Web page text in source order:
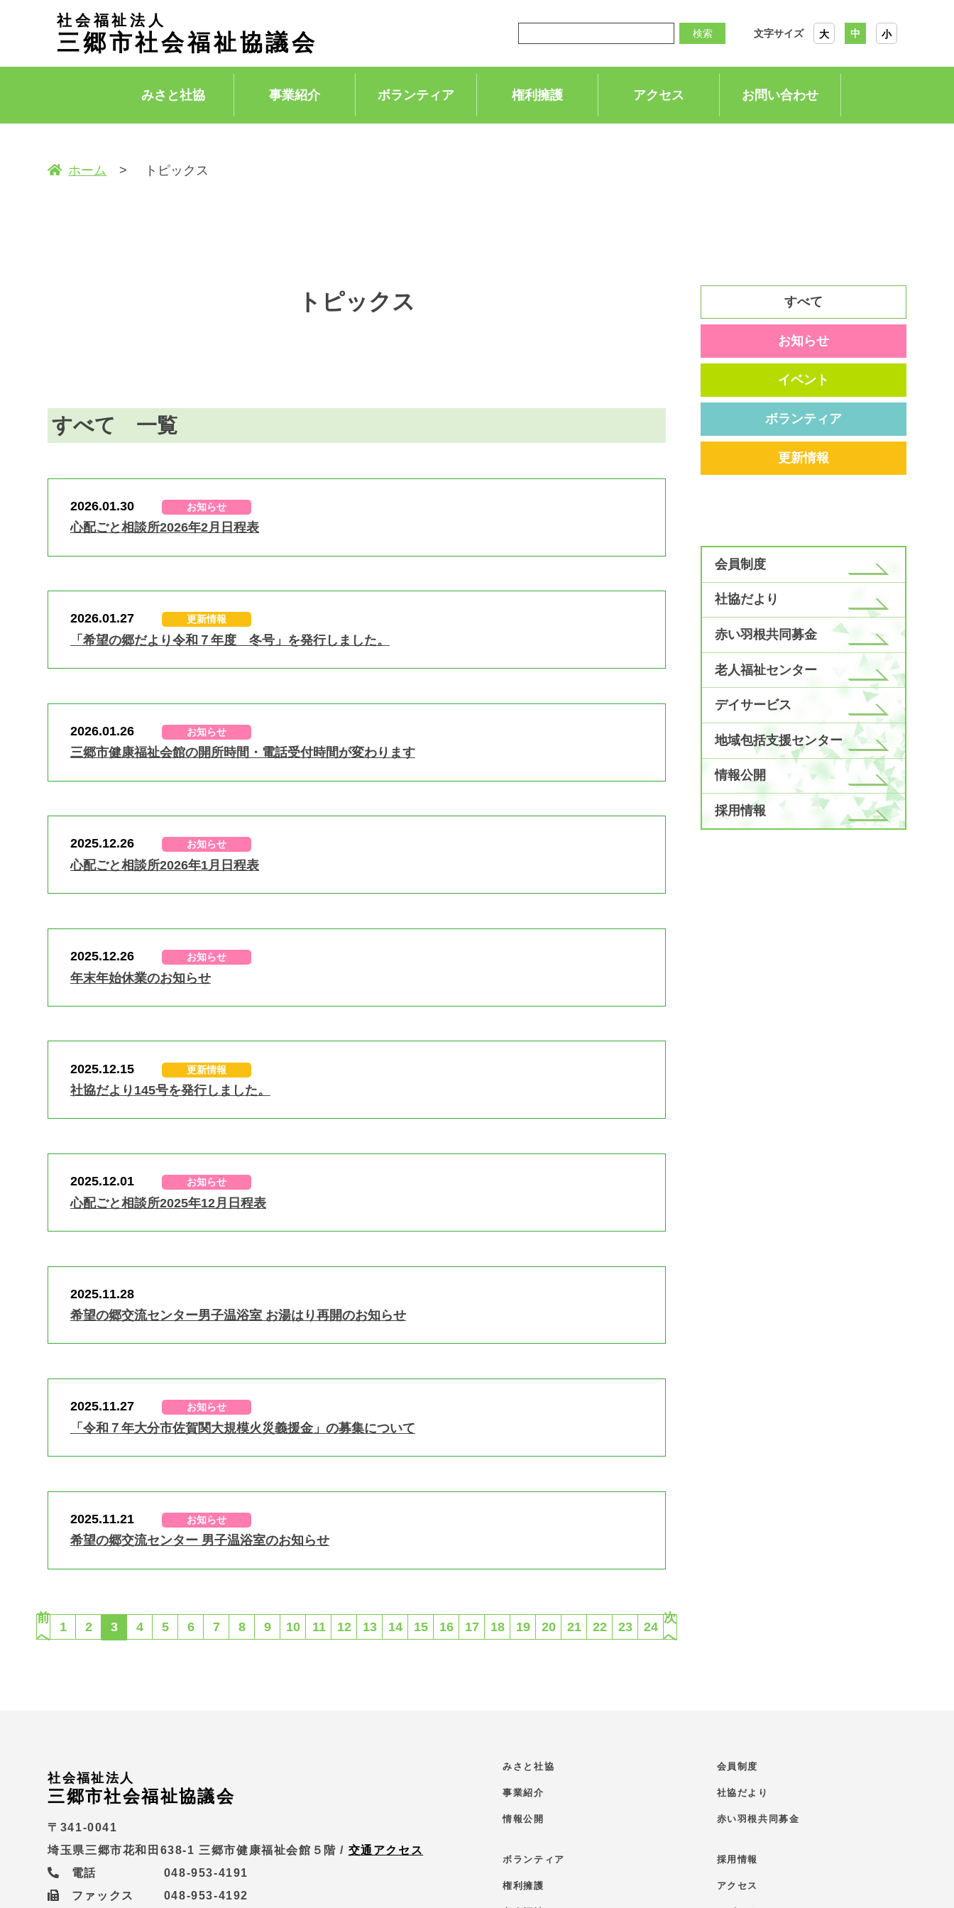
社会福祉法人
三郷市社会福祉協議会 検索 文字サイズ 大 中 小
みさと社協 事業紹介 ボランティア 権利擁護 アクセス お問い合わせ
ホーム トピックス
トピックス
すべて 一覧
2026.01.30 お知らせ
心配ごと相談所2026年2月日程表
2026.01.27 更新情報
「希望の郷だより令和７年度 冬号」を発行しました。
2026.01.26 お知らせ
三郷市健康福祉会館の開所時間・電話受付時間が変わります
2025.12.26 お知らせ
心配ごと相談所2026年1月日程表
2025.12.26 お知らせ
年末年始休業のお知らせ
2025.12.15 更新情報
社協だより145号を発行しました。
2025.12.01 お知らせ
心配ごと相談所2025年12月日程表
2025.11.28
希望の郷交流センター男子温浴室 お湯はり再開のお知らせ
2025.11.27 お知らせ
「令和７年大分市佐賀関大規模火災義援金」の募集について
2025.11.21 お知らせ
希望の郷交流センター 男子温浴室のお知らせ
前
へ
1 2 3 4 5 6 7 8 9 10 11 12 13 14 15 16 17 18 19 20 21 22 23 24
次
へ
すべて
お知らせ
イベント
ボランティア
更新情報
会員制度
社協だより
赤い羽根共同募金
老人福祉センター
デイサービス
地域包括支援センター
情報公開
採用情報
社会福祉法人
三郷市社会福祉協議会
〒341-0041
埼玉県三郷市花和田638-1 三郷市健康福祉会館５階 / 交通アクセス
電話
048-953-4191
ファックス
048-953-4192
みさと社協
事業紹介
情報公開
会員制度
社協だより
赤い羽根共同募金
ボランティア
権利擁護
採用情報
アクセス